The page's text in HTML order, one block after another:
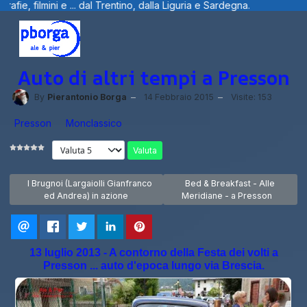
dal Trentino, dalla Liguria e Sardegna.
Auto di altri tempi a Presson
By Pierantonio Borga 14 Febbraio 2015 Visite: 153
Presson
Monclassico
Valuta
Articolo precedente: I Brugnoi (Largaiolli Gianfranco ed Andrea) in
I Brugnoi (Largaiolli Gianfranco
ed Andrea) in azione
Articolo successivo: Bed &
Bed & Breakfast - Alle
Meridiane - a Presson
13 luglio 2013 - A contorno della Festa dei volti a
Presson ... auto d'epoca lungo via Brescia.